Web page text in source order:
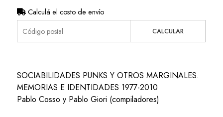
Calculá el costo de envío
CALCULAR
SOCIABILIDADES PUNKS Y OTROS MARGINALES.
MEMORIAS E IDENTIDADES 1977-2010
Pablo Cosso y Pablo Giori (compiladores)